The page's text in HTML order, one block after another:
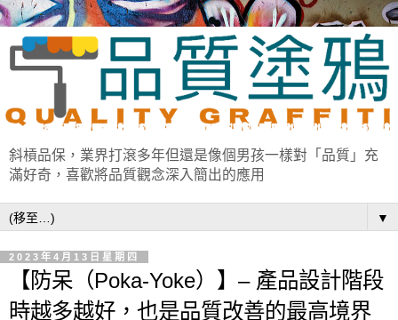
斜槓品保，業界打滾多年但還是像個男孩一樣對「品質」充
滿好奇，喜歡將品質觀念深入簡出的應用
▼
2023年4月13日星期四
【防呆（Poka-Yoke）】– 產品設計階段
時越多越好，也是品質改善的最高境界